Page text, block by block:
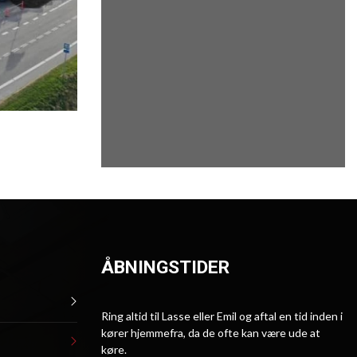
ÅBNINGSTIDER
Ring altid til Lasse eller Emil og aftal en tid inden i
kører hjemmefra, da de ofte kan være ude at
køre.